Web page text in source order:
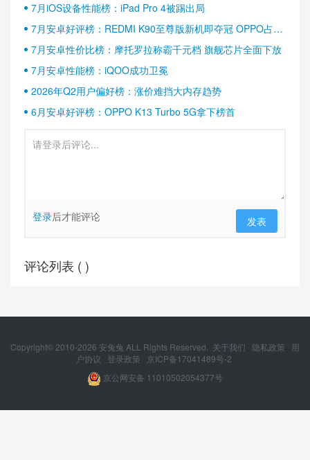
7月iOS设备性能榜：iPad Pro 4被踢出局
7月安卓好评榜：REDMI K90至尊版新机即夺冠 OPPO占据
半壁江山
7月安卓性价比榜：摩托罗拉称霸千元档 旗舰芯片全面下放
7月安卓性能榜：iQOO成功卫冕
2026年Q2用户偏好榜：涨价难挡大内存趋势
6月安卓好评榜：OPPO K13 Turbo 5G拿下榜首
登录后才能评论 发表
评论列表 ( )
Copyright© 2010-2026 安兔兔 ALL Rights Reserved. 关于我们 隐私政策
用
户协议
登录政策
京ICP备17041489号-2
京公网安备 11010502054377号